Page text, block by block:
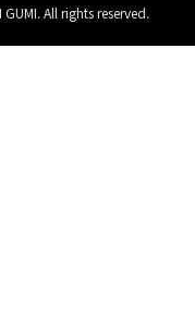
All rights reserved.